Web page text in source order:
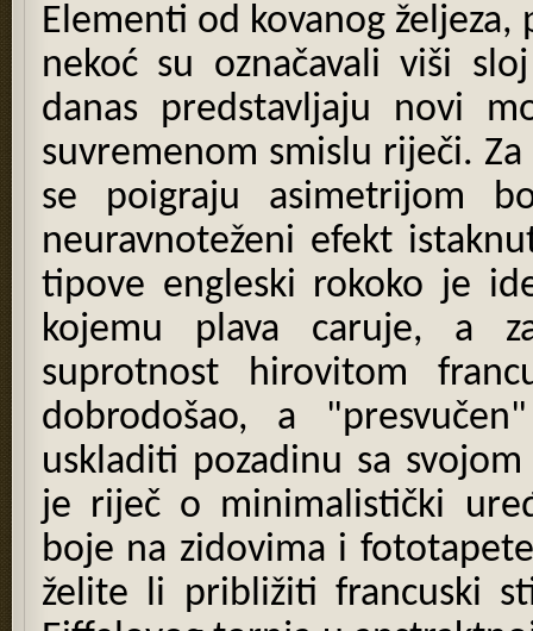
Elementi od kovanog
nekoć su označavali viši
danas predstavljaju novi
suvremenom smislu riječi.
se poigraju asimetrijom
neuravnoteženi efekt
tipove engleski rokoko je
kojemu plava caruje, a
suprotnost hirovitom
dobrodošao, a
uskladiti pozadinu sa
je riječ o minimalistički
boje na zidovima i
želite li približiti francuski